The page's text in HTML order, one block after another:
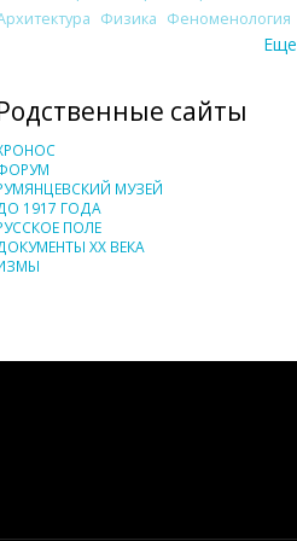
Физика Феноменология
Еще
сайты
МУЗЕЙ
1917 ГОДА
ПОЛЕ
XX ВЕКА